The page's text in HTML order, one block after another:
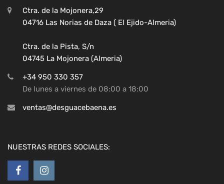
Ctra. de la Mojonera,29
04716 Las Norias de Daza ( El Ejido-Almeria)
Ctra. de la Pista, S/n
04745 La Mojonera (Almeria)
+34 950 330 357
De lunes a viernes de 08:00 a 18:00
ventas@desguacebaena.es
NUESTRAS REDES SOCIALES: